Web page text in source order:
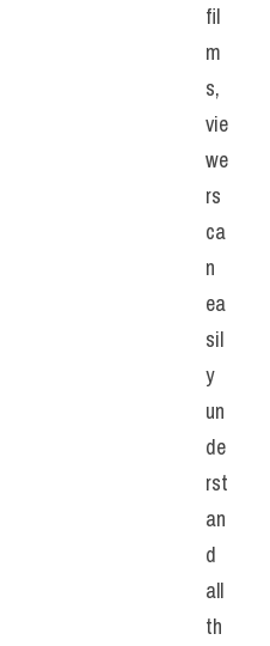
fil
m
s,
vie
we
rs
ca
n
ea
sil
y
un
de
rst
an
d
all
th